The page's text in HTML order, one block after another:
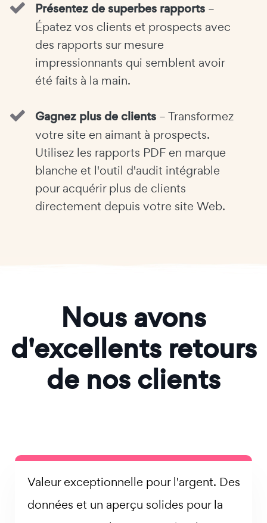
Présentez de superbes rapports –
Épatez vos clients et prospects avec
des rapports sur mesure
impressionnants qui semblent avoir
été faits à la main.
Gagnez plus de clients – Transformez
votre site en aimant à prospects.
Utilisez les rapports PDF en marque
blanche et l'outil d'audit intégrable
pour acquérir plus de clients
directement depuis votre site Web.
Nous avons
d'excellents retours
de nos clients
Valeur exceptionnelle pour l'argent. Des
données et un aperçu solides pour la